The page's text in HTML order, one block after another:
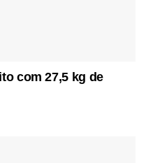
com 27,5 kg de